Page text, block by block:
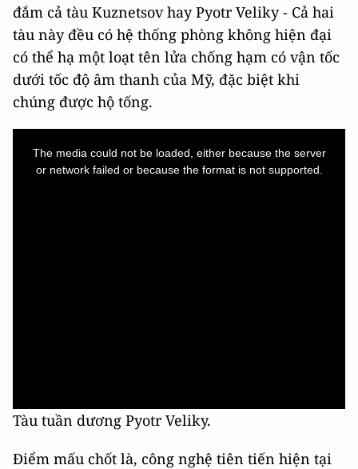
đắm cả tàu Kuznetsov hay Pyotr Veliky - Cả hai
tàu này đều có hệ thống phòng không hiện đại
có thể hạ một loạt tên lửa chống hạm có vận tốc
dưới tốc độ âm thanh của Mỹ, đặc biệt khi
chúng được hộ tống.
The media could not be loaded, either because the server
or network failed or because the format is not supported.
Tàu tuần dương Pyotr Veliky.
Điểm mấu chốt là, công nghệ tiên tiến hiện tại